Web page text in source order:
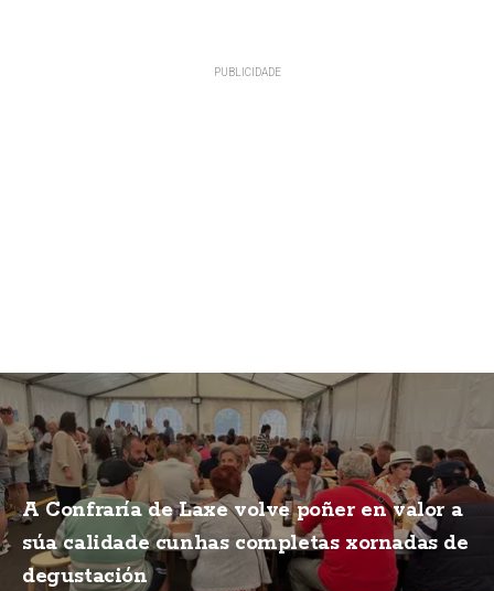
A Confraría de Laxe volve poñer en valor a
súa calidade cunhas completas xornadas de
degustación